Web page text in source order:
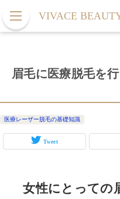
VIVACE
眉毛に医療脱毛を
医療レーザー脱毛の基礎知識
Tweet
女性にとっての